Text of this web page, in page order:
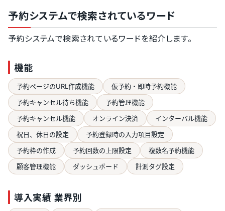
予約システムで検索されているワード
予約システムで検索されているワードを紹介します。
機能
予約ページのURL作成機能
仮予約・即時予約機能
予約キャンセル待ち機能
予約管理機能
予約キャンセル機能
オンライン決済
インターバル機能
祝日、休日の設定
予約登録時の入力項目設定
予約枠の作成
予約回数の上限設定
複数名予約機能
顧客管理機能
ダッシュボード 計測タグ設定
導入実績 業界別